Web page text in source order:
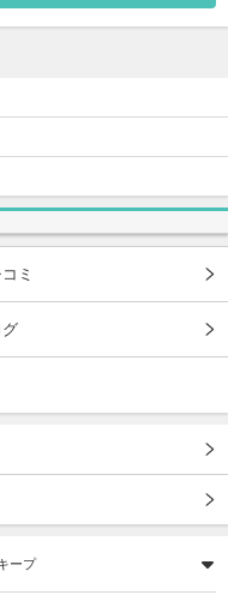
ミ
グ
ープ